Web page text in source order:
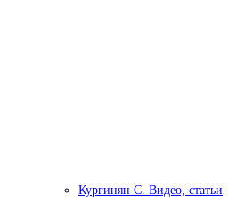
Кургинян С. Видео, статьи